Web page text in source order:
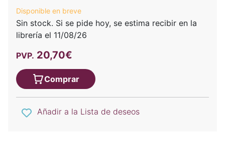
Disponible en breve
Sin stock. Si se pide hoy, se estima recibir en la
librería el 11/08/26
PVP. 20,70€
Comprar
Añadir a la Lista de deseos